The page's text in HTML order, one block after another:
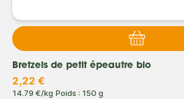
Bretzels de petit épeautre bio
2,22 €
14.79 €/kg Poids : 150 g